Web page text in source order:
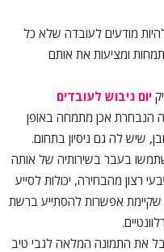
מודעים לעובדה שלא כל
ומציעות את אותם
יום גיבוש לעובדים
הנבחרת אכן מתמחה באופן
שיש לה גם ניסיון בתחום.
בעבר בשירותיה של אותה
רצון מהבחירה, יכולות לסייע
אפשרות להסתייע ברשת
את התמונה המלאה לגבי טיב